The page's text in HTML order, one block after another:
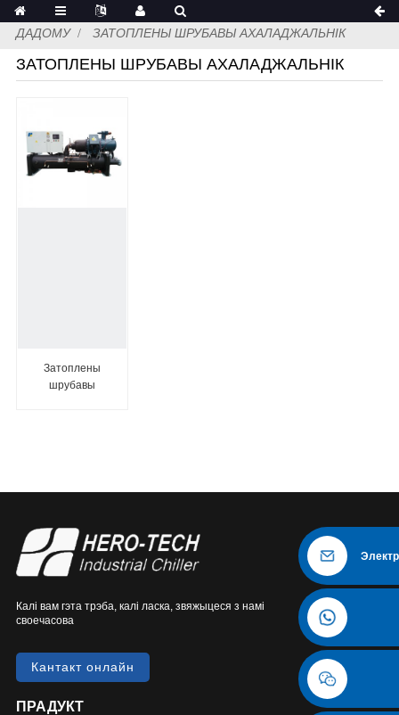
ДАДОМУ ЗАТОПЛЕНЫ ШРУБАВЫ АХАЛАДЖАЛЬНІК
ЗАТОПЛЕНЫ ШРУБАВЫ АХАЛАДЖАЛЬНІК
Затоплены
шрубавы
Калі вам гэта трэба, калі ласка, звяжыцеся з намі
своечасова
Кантакт онлайн
ПРАДУКТ